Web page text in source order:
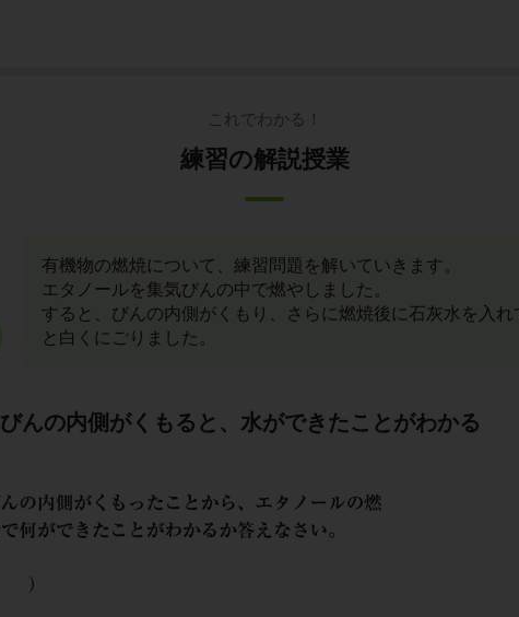
これでわかる！
練習の解説授業
有機物の燃焼について、練習問題を解いていきます。
エタノールを集気びんの中で燃やしました。
すると、びんの内側がくもり、さらに燃焼後に石灰水を入れ
と白くにごりました。
びんの内側がくもると、水ができたことがわかる